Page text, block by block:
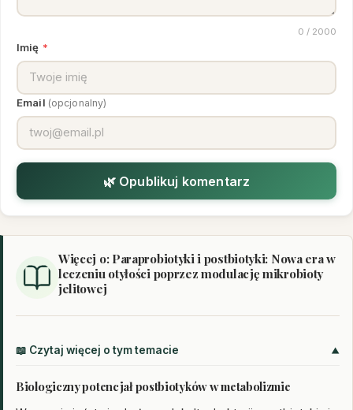
0 / 2000
Imię *
Email (opcjonalny)
🌿 Opublikuj komentarz
Więcej o: Paraprobiotyki i postbiotyki: Nowa era w
leczeniu otyłości poprzez modulację mikrobioty
jelitowej
📖 Czytaj więcej o tym temacie
Biologiczny potencjał postbiotyków w metabolizmie